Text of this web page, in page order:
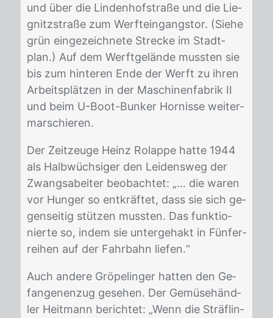
und über die Lin­den­hof­stra­ße und die Lie­
gnitz­stra­ße zum Werft­ein­gangs­tor. (Sie­he
grün ein­ge­zeich­ne­te Stre­cke im Stadt­
plan.) Auf dem Werft­ge­län­de muss­ten sie
bis zum hin­te­ren Ende der Werft zu ih­ren
Ar­beits­plät­zen in der Ma­schi­nen­fa­brik II
und beim U-Boot-Bun­ker Hor­nis­se wei­ter­
mar­schie­ren.
Der Zeit­zeu­ge Heinz Ro­lap­pe hat­te 1944
als Halb­wüch­si­ger den Lei­dens­weg der
Zwangs­abei­ter be­ob­ach­tet: „… die wa­ren
vor Hun­ger so ent­kräf­tet, dass sie sich ge­
gen­sei­tig stüt­zen muss­ten. Das funk­tio­
nier­te so, in­dem sie un­ter­ge­hakt in Fün­fer­
rei­hen auf der Fahr­bahn lie­fen.“
Auch an­de­re Grö­pe­lin­ger hat­ten den Ge­
fan­ge­nen­zug ge­se­hen. Der Ge­mü­se­händ­
ler Heit­mann be­rich­tet: „Wenn die Sträf­lin­